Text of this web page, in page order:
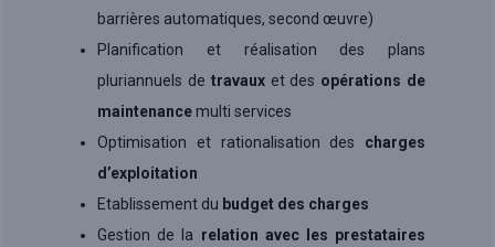
barrières automatiques, second œuvre)
Planification et réalisation des plans
pluriannuels de travauxet des opérations de
maintenancemulti services
Optimisation et rationalisation des charges
d’exploitation
Etablissement du budget des charges
Gestion de la relation avec les prestataires